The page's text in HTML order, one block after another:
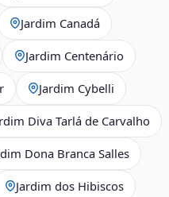
Jardim Canadá
Jardim Centenário
Jardim Cybelli
Diva Tarlá de Carvalho
Dona Branca Salles
Jardim dos Hibiscos